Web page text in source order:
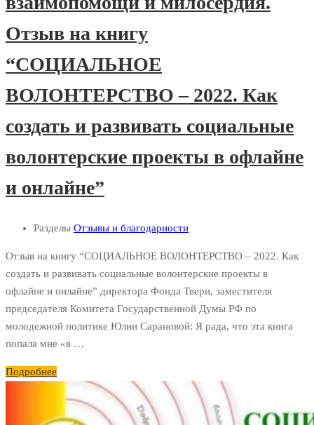
Отзыв на книгу
“СОЦИАЛЬНОЕ
ВОЛОНТЕРСТВО – 2022. Как
создать и развивать социальные
волонтерские проекты в офлайне
и онлайне”
Разделы Отзывы и благодарности
Отзыв на книгу “СОЦИАЛЬНОЕ ВОЛОНТЕРСТВО – 2022. Как
создать и развивать социальные волонтерские проекты в
офлайне и онлайне” директора Фонда Твери, заместителя
председателя Комитета Государственной Думы РФ по
молодежной политике Юлии Сарановой: Я рада, что эта книга
попала мне «в …
Подробнее